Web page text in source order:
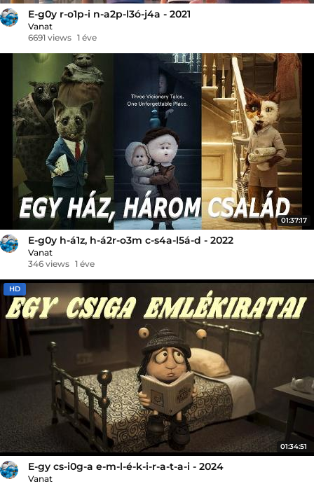
E-g0y r-o1p-i n-a2p-l3ó-j4a - 2021
Vanat
6691 views 1 éve
01:37:17
E-g0y h-á1z, h-á2r-o3m c-s4a-l5á-d - 2022
Vanat
346 views 1 éve
HD
01:34:51
E-gy cs-i0g-a e-m-l-é-k-i-r-a-t-a-i - 2024
Vanat